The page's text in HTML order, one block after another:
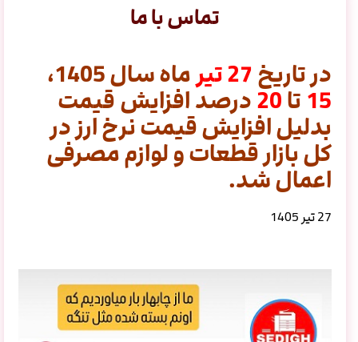
تماس با ما
در تاریخ 27تیرماه سال 1405،
15 تا20درصد افزایش قیمت
بدلیل افزایش قیمت نرخ ارز در
کل بازار قطعات و لوازم مصرفی
اعمال شد.
27 تیر 1405